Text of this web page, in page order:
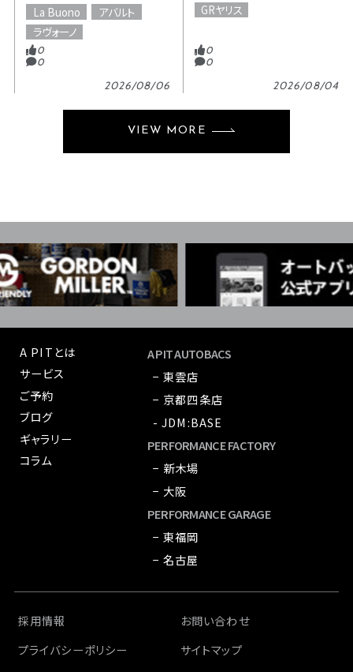
2026/08/06
La Buono
アバルト
ラヴォーノ
0
0
2026/08/04
GRヤリス
0
0
VIEW MORE
A PITとは
サービス
ご予約
ブログ
ギャラリー
コラム
A PIT AUTOBACS
− 東雲店
− 京都四条店
- JDM:BASE
PERFORMANCE FACTORY
− 新木場
− 大阪
PERFORMANCE GARAGE
− 東福岡
− 名古屋
採用情報
お問い合わせ
プライバシーポリシー
サイトマップ